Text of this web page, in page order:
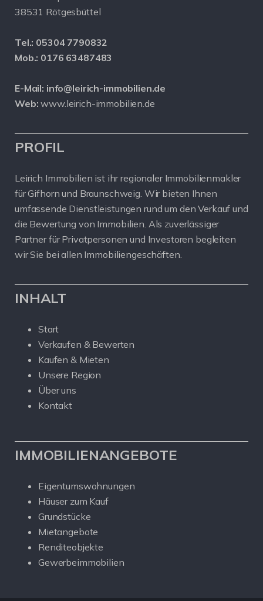
38531 Rötgesbüttel
Tel.: 05304 7790832
Mob.: 0176 63487483
E-Mail: info@leirich-immobilien.de
Web: www.leirich-immobilien.de
PROFIL
Leirich Immobilien ist ihr regionaler Immobilienmakler
für Gifhorn und Braunschweig. Wir bieten Ihnen
umfassende Dienstleistungen rund um den Verkauf und
die Bewertung von Immobilien. Als zuverlässiger
Partner für Privatpersonen und Investoren begleiten
wir Sie bei allen Immobiliengeschäften.
INHALT
Start
Verkaufen & Bewerten
Kaufen & Mieten
Unsere Region
Über uns
Kontakt
IMMOBILIENANGEBOTE
Eigentumswohnungen
Häuser zum Kauf
Grundstücke
Mietangebote
Renditeobjekte
Gewerbeimmobilien